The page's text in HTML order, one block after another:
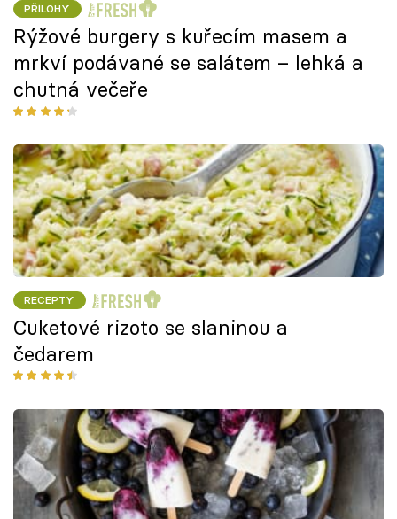
PŘÍLOHY
Rýžové burgery s kuřecím masem a
mrkví podávané se salátem – lehká a
chutná večeře
RECEPTY
Cuketové rizoto se slaninou a
čedarem